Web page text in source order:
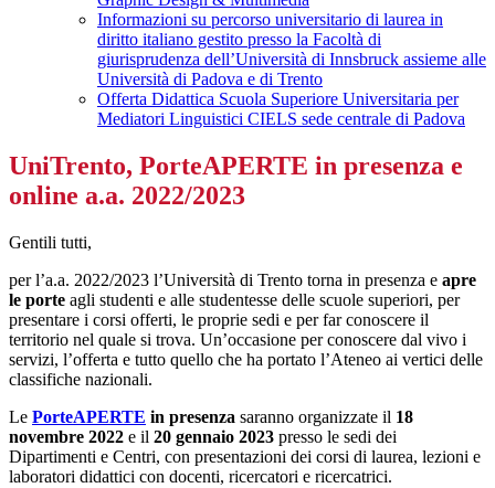
Informazioni su percorso universitario di laurea in
diritto italiano gestito presso la Facoltà di
giurisprudenza dell’Università di Innsbruck assieme alle
Università di Padova e di Trento
Offerta Didattica Scuola Superiore Universitaria per
Mediatori Linguistici CIELS sede centrale di Padova
UniTrento, PorteAPERTE in presenza e
online a.a. 2022/2023
Gentili tutti,
per l’a.a. 2022/2023 l’Università di Trento torna in presenza e apre
le porte agli studenti e alle studentesse delle scuole superiori, per
presentare i corsi offerti, le proprie sedi e per far conoscere il
territorio nel quale si trova. Un’occasione per conoscere dal vivo i
servizi, l’offerta e tutto quello che ha portato l’Ateneo ai vertici delle
classifiche nazionali.
Le PorteAPERTE in presenza saranno organizzate il 18
novembre 2022 e il 20 gennaio 2023 presso le sedi dei
Dipartimenti e Centri, con presentazioni dei corsi di laurea, lezioni e
laboratori didattici con docenti, ricercatori e ricercatrici.